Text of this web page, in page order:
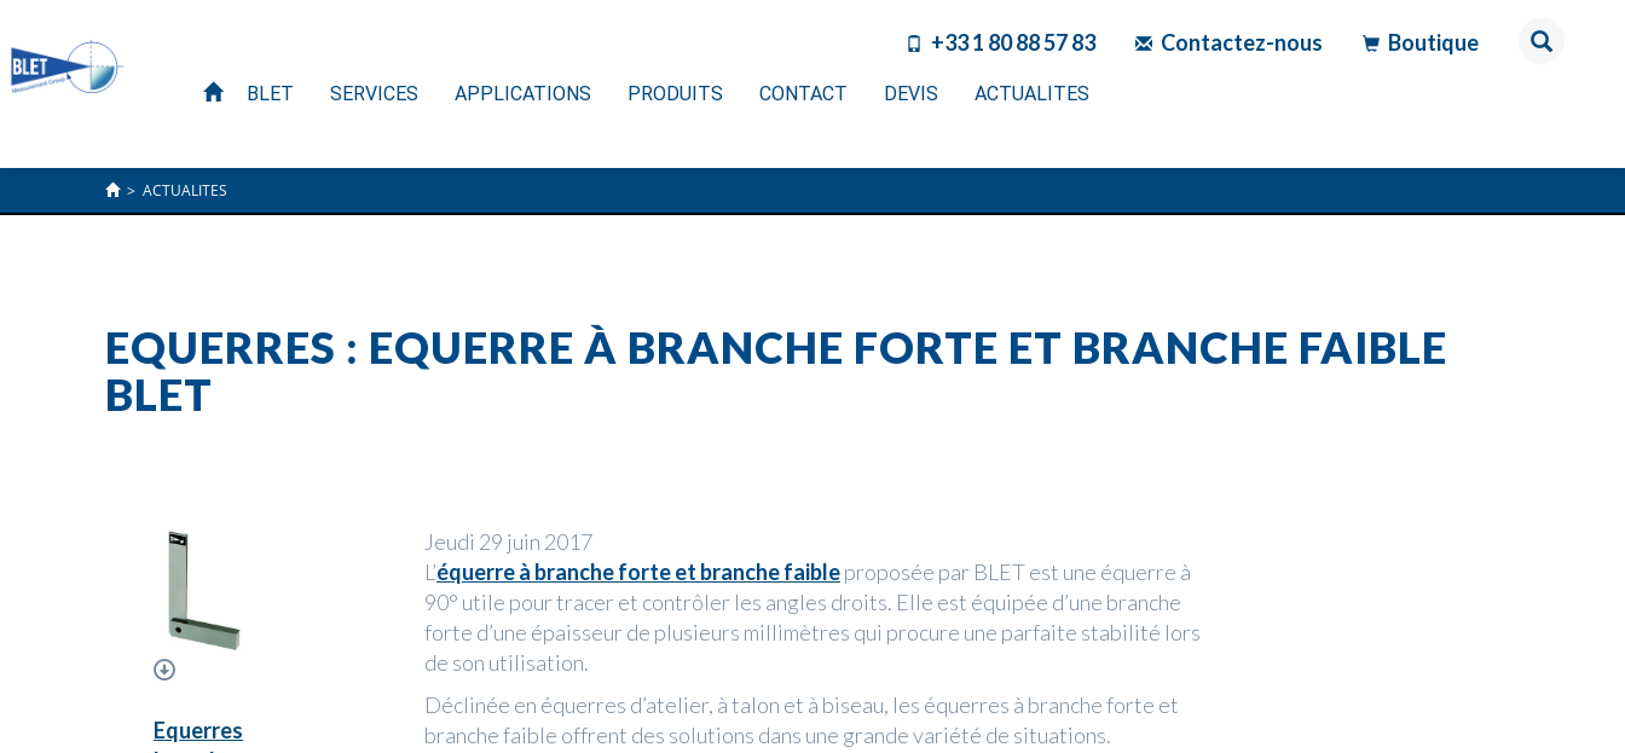
+33 1 80 88 57 83 Contactez-nous Boutique
BLET SERVICES APPLICATIONS PRODUITS CONTACT DEVIS ACTUALITES
> ACTUALITES
EQUERRES : EQUERRE À BRANCHE FORTE ET BRANCHE FAIBLE
BLET
Equerres
Jeudi 29 juin 2017
L’équerre à branche forte et branche faibleproposée par BLET est une équerre à
90° utile pour tracer et contrôler les angles droits. Elle est équipée d’une branche
forte d’une épaisseur de plusieurs millimètres qui procure une parfaite stabilité lors
de son utilisation.
Déclinée en équerres d’atelier, à talon et à biseau, les équerres à branche forte et
branche faible offrent des solutions dans une grande variété de situations.